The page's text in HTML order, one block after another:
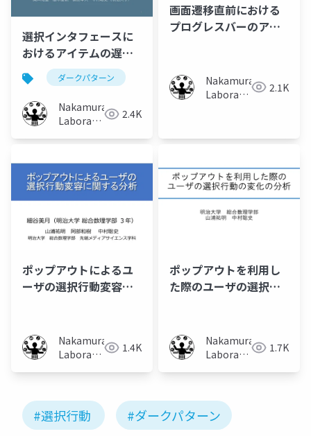
選択インタフェースに
おけるアイテムの遅延
表示が選択に及ぼす影
響
ダークパターン
Nakamura
Laboratory
2.4K
画面遷移直前における
プログレスバーのアニ
Nakamura
Laboratory
2.1K
ポップアウトによるユ
ーザの選択行動変容に
Nakamura
Laboratory
1.4K
ポップアウトを利用し
た際のユーザの選択行
Nakamura
Laboratory
1.7K
#選択行動 #ダークパターン